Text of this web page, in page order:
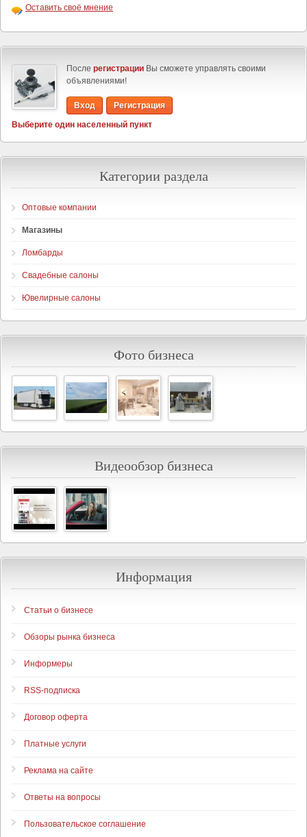
Оставить своё мнение
После регистрации Вы сможете управлять своими
объявлениями!
Вход
Регистрация
Выберите один населенный пункт
Категории раздела
Оптовые компании
Магазины
Ломбарды
Свадебные салоны
Ювелирные салоны
Фото бизнеса
Видеообзор бизнеса
Информация
Статьи о бизнесе
Обзоры рынка бизнеса
Информеры
RSS-подписка
Договор оферта
Платные услуги
Реклама на сайте
Ответы на вопросы
Пользовательское соглашение